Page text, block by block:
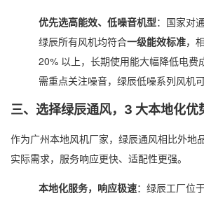
优先选高能效、低噪音机型：国家对
绿辰所有风机均符合一级能效标准，
20% 以上，长期使用能大幅降低电费
需重点关注噪音，绿辰低噪系列风机
三、选择绿辰通风，3 大本地化优
作为广州本地风机厂家，绿辰通风相比外地
实际需求，服务响应更快、适配性更强。
本地化服务，响应极速：绿辰工厂位